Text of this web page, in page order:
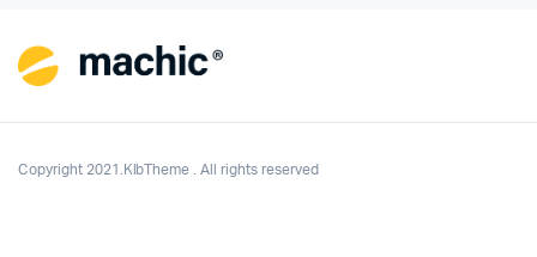
Copyright 2021.KlbTheme . All rights reserved